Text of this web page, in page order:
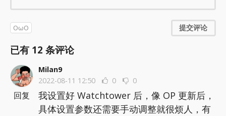
OωO 提交评论
已有 12 条评论
Milan9
2022-08-11 12:50
0 0
我设置好 Watchtower 后，像 OP 更新后，
具体设置参数还需要手动调整就很烦人，有
回复